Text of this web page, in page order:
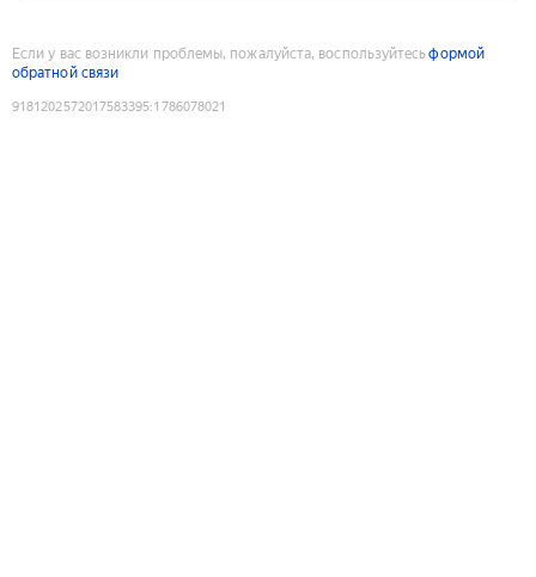
Если у вас возникли проблемы, пожалуйста, воспользуйтесьформой
обратной связи
9181202572017583395:1786078021